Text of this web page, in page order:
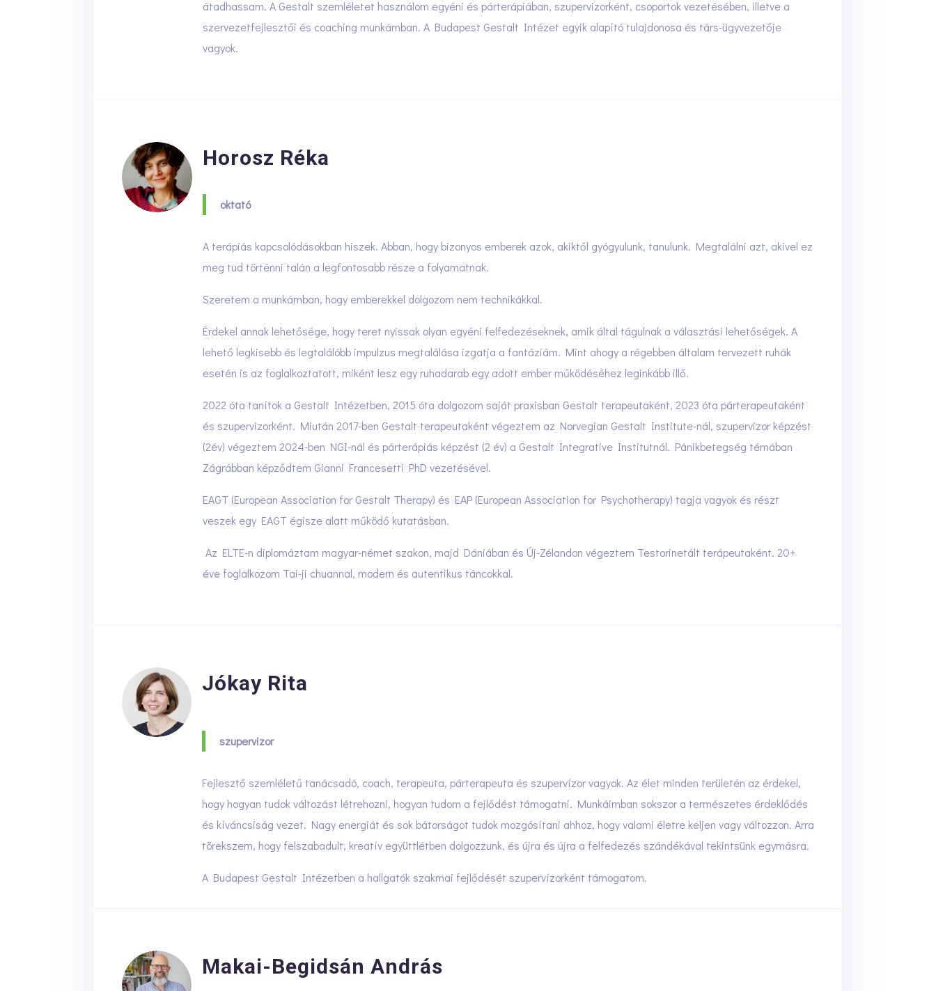
átadhassam. A Gestalt szemléletet használom egyéni és párterápiában, szupervizorként, csoportok vezetésében, illetve a
szervezetfejlesztői és coaching munkámban. A Budapest Gestalt Intézet egyik alapító tulajdonosa és társ-ügyvezetője
vagyok.
Horosz Réka
oktató
A terápiás kapcsolódásokban hiszek. Abban, hogy bizonyos emberek azok, akiktől gyógyulunk, tanulunk. Megtalálni azt, akivel ez
meg tud történni talán a legfontosabb része a folyamatnak.
Szeretem a munkámban, hogy emberekkel dolgozom nem technikákkal.
Érdekel annak lehetősége, hogy teret nyissak olyan egyéni felfedezéseknek, amik által tágulnak a választási lehetőségek. A
lehető legkisebb és legtalálóbb impulzus megtalálása izgatja a fantáziám. Mint ahogy a régebben általam tervezett ruhák
esetén is az foglalkoztatott, miként lesz egy ruhadarab egy adott ember működéséhez leginkább illő.
2022 óta tanítok a Gestalt Intézetben, 2015 óta dolgozom saját praxisban Gestalt terapeutaként, 2023 óta párterapeutaként
és szupervizorként. Miután 2017-ben Gestalt terapeutaként végeztem az Norvegian Gestalt Institute-nál, szupervizor képzést
(2év) végeztem 2024-ben NGI-nál és párterápiás képzést (2 év) a Gestalt Integrative Institutnál. Pánikbetegség témában
Zágrábban képződtem Gianni Francesetti PhD vezetésével.
EAGT (European Association for Gestalt Therapy) és EAP (European Association for Psychotherapy) tagja vagyok és részt
veszek egy EAGT égisze alatt működő kutatásban.
Az ELTE-n diplomáztam magyar-német szakon, majd Dániában és Új-Zélandon végeztem Testorinetált terápeutaként. 20+
éve foglalkozom Tai-ji chuannal, modern és autentikus táncokkal.
Jókay Rita
szupervizor
Fejlesztő szemléletű tanácsadó, coach, terapeuta, párterapeuta és szupervízor vagyok. Az élet minden területén az érdekel,
hogy hogyan tudok változást létrehozni, hogyan tudom a fejlődést támogatni. Munkáimban sokszor a természetes érdeklődés
és kíváncsiság vezet. Nagy energiát és sok bátorságot tudok mozgósítani ahhoz, hogy valami életre keljen vagy változzon. Arra
törekszem, hogy felszabadult, kreatív együttlétben dolgozzunk, és újra és újra a felfedezés szándékával tekintsünk egymásra.
A Budapest Gestalt Intézetben a hallgatók szakmai fejlődését szupervízorként támogatom.
Makai-Begidsán András